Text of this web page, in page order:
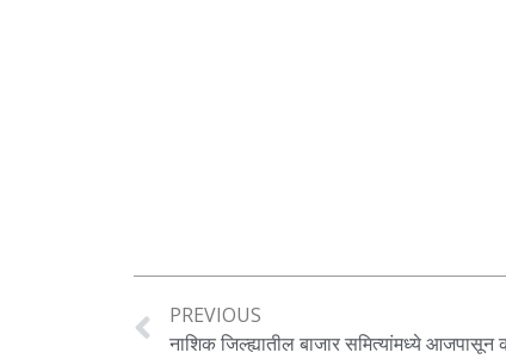
PREVIOUS
नाशिक जिल्ह्यातील बाजार समित्यांमध्ये आजपासून